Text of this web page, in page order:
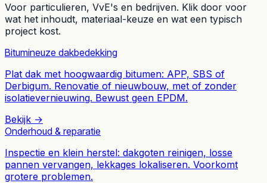
Voor particulieren, VvE's en bedrijven. Klik door voor
wat het inhoudt, materiaal-keuze en wat een typisch
project kost.
Bitumineuze dakbedekking
Plat dak met hoogwaardig bitumen: APP, SBS of
Derbigum. Renovatie of nieuwbouw, met of zonder
isolatievernieuwing. Bewust geen EPDM.
Bekijk →
Onderhoud & reparatie
Inspectie en klein herstel: dakgoten reinigen, losse
pannen vervangen, lekkages lokaliseren. Voorkomt
grotere problemen.